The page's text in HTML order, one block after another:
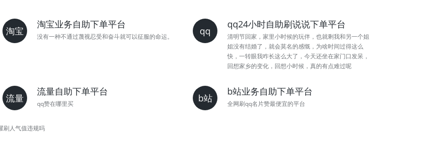
淘宝
淘宝业务自助下单平台
没有一种不通过蔑视忍受和奋斗就可以征服的命运。 qq
qq24小时自助刷说说下单平台
清明节回家，家里小时候的玩伴，也就剩我和另一个姐
姐没有结婚了，就会莫名的感慨，为啥时间过得这么
快，一转眼我咋长这么大了，今天还坐在家门口发呆，
回想家乡的变化，回想小时候，真的有点难过呢
流量
流量自助下单平台
qq赞在哪里买 b站
b站业务自助下单平台
全网刷qq名片赞最便宜的平台